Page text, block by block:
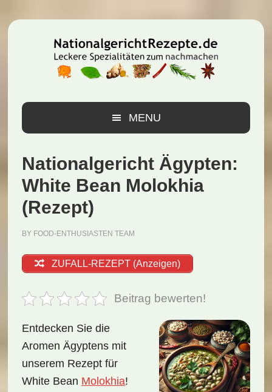
Hauptnavigation
Inhalt
Seitenspalte
MENU
Nationalgericht Ägypten:
White Bean Molokhia
(Rezept)
BY FOOD-ENTHUSIASTEN TEAM
ZUFALL-REZEPT (Anzeigen)
Beitrag bewerten!
Entdecken Sie die
Aromen Ägyptens mit
unserem Rezept für
White Bean Molokhia!